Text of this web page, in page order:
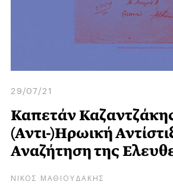
29/07/21
Καπετάν
(Αντι-)Ηρωική
Αναζήτηση της
ΝΙΚΟΣ ΜΑΘΙΟΥΔΑΚΗΣ